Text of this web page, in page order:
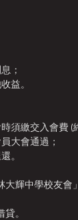
；
益。
須繳交入會費
大會通過；
。
大輝中學校友會
貸。